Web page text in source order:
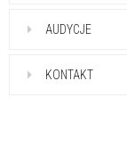
AUDYCJE
KONTAKT